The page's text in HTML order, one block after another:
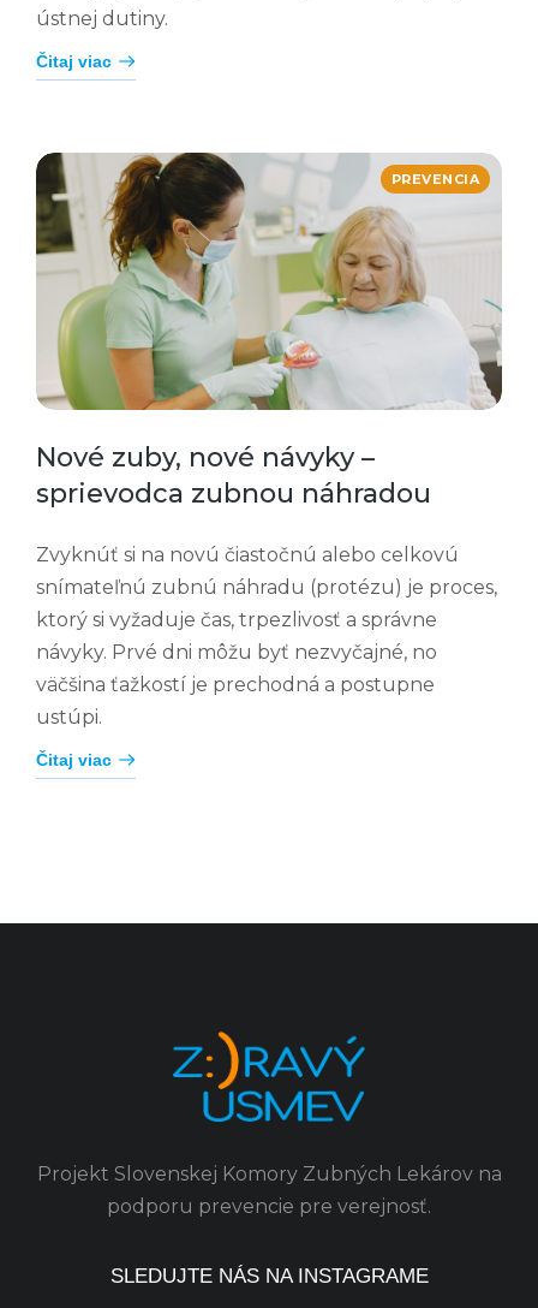
ústnej dutiny.
Čitaj viac
PREVENCIA
Nové zuby, nové návyky –
sprievodca zubnou náhradou
Zvyknúť si na novú čiastočnú alebo celkovú
snímateľnú zubnú náhradu (protézu) je proces,
ktorý si vyžaduje čas, trpezlivosť a správne
návyky. Prvé dni môžu byť nezvyčajné, no
väčšina ťažkostí je prechodná a postupne
ustúpi.
Čitaj viac
Projekt Slovenskej Komory Zubných Lekárov na
podporu prevencie pre verejnosť.
SLEDUJTE NÁS NA INSTAGRAME